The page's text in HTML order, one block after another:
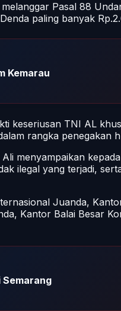
Pasal 88
paling banyak
Kemarau
keseriusan TNI AL
rangka penegakan
menyampaikan
ilegal yang terjadi,
Juanda,
Kantor Balai Besar
Semarang